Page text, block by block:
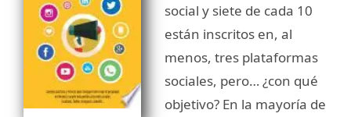
social y siete de cada 10
están inscritos en, al
menos, tres plataformas
sociales, pero… ¿con qué
objetivo? En la mayoría de